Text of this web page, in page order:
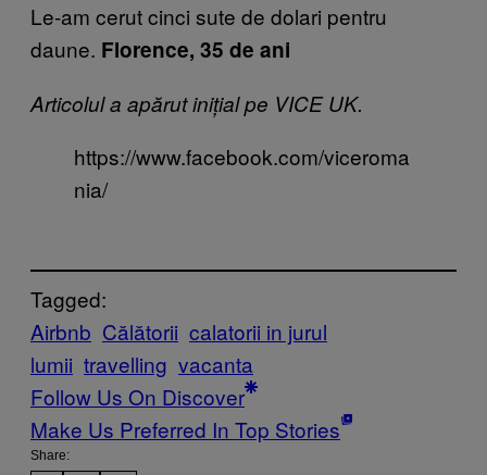
Le-am cerut cinci sute de dolari pentru
daune. Florence, 35 de ani
Articolul a apărut inițial pe VICE UK.
https://www.facebook.com/viceroma
nia/
Tagged:
Airbnb Călătorii calatorii in jurul
lumii travelling vacanta
Follow Us On Discover
Make Us Preferred In Top Stories
Share: